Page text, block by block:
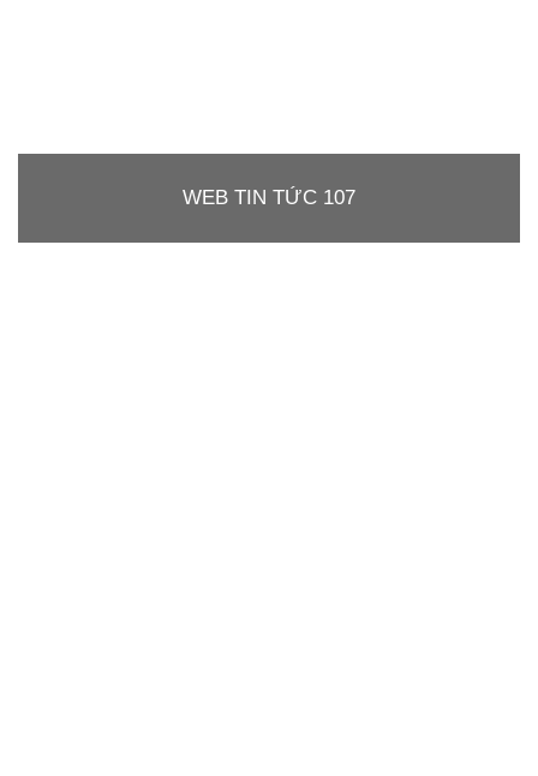
WEB TIN TỨC 107